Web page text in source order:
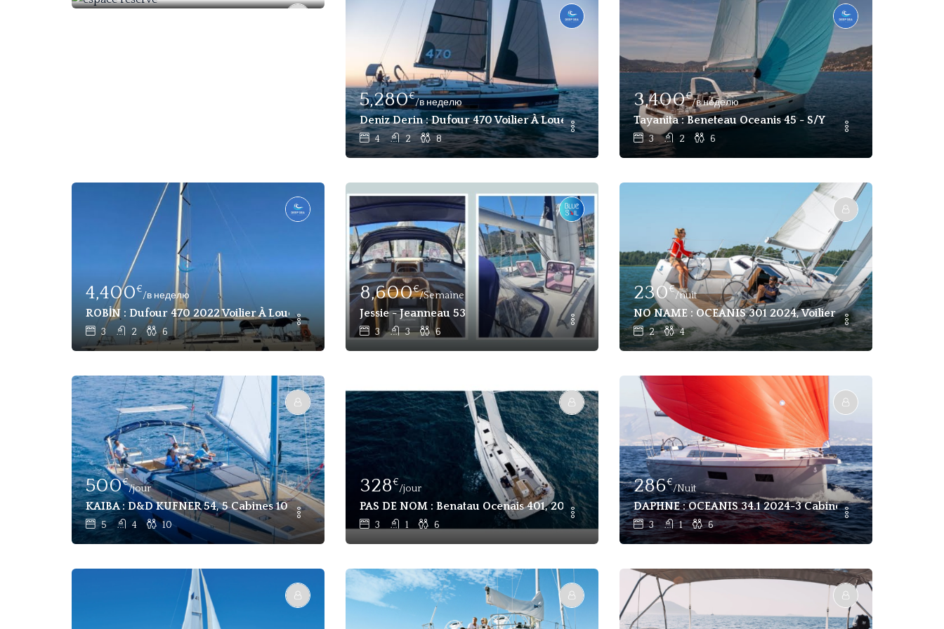
5,280€
/в неделю
Deniz Derin : Dufour 470 Voilier À Louer À Gocek
4 2 8
3,400€
/в неделю
Tayanita : Beneteau Oceanis 45 - S/Y
3 2 6
4,400€
/в неделю
ROBİN : Dufour 470 2022 Voilier À Louer À Gocek
3 2 6
8,600€
/Semaine
Jessie - Jeanneau 53
3 3 6
230€
/nuit
NO NAME : OCEANIS 301 2024, Voilier 2 Cabines À Louer
2 4
500€
/jour
KAIBA : D&D KUFNER 54, 5 Cabines 10 Pax A Louer Marmaris Turquie
5 4 10
328€
/jour
PAS DE NOM : Benatau Ocenais 401, 2024 Rent A Sailing Boat Fethiye
3 1 6
286€
/Nuit
DAPHNE : OCEANIS 34.1 2024-3 Cabines Voilier À Louer
3 1 6